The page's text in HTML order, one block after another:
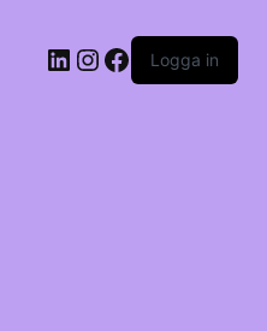
LinkedIn
Instagram
Facebook
Logga in